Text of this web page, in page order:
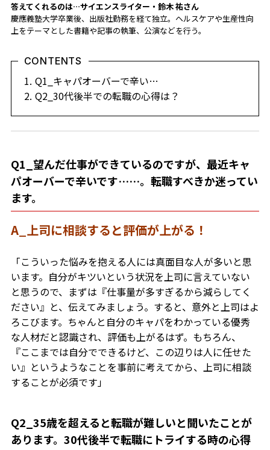
答えてくれるのは…サイエンスライター・鈴木 祐さん
慶應義塾大学卒業後、出版社勤務を経て独立。ヘルスケアや生産性向
上をテーマとした書籍や記事の執筆、公演などを行う。
CONTENTS
Q1_キャパオーバーで辛い…
Q2_30代後半での転職の心得は？
Q1_望んだ仕事ができているのですが、最近キャ
パオーバーで辛いです……。転職すべきか迷ってい
ます。
A_上司に相談すると評価が上がる！
「こういった悩みを抱える人には真面目な人が多いと思
います。自分がキツいという状況を上司に言えていない
と思うので、まずは『仕事量が多すぎるから減らしてく
ださい』と、伝えてみましょう。すると、意外と上司はよ
ろこびます。ちゃんと自分のキャパをわかっている優秀
な人材だと認識され、評価も上がるはず。もちろん、
『ここまでは自分でできるけど、この辺りは人に任せた
い』というようなことを事前に考えてから、上司に相談
することが必須です」
Q2_35歳を超えると転職が難しいと聞いたことが
あります。30代後半で転職にトライする時の心得